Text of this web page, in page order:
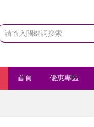
首頁 優惠專區